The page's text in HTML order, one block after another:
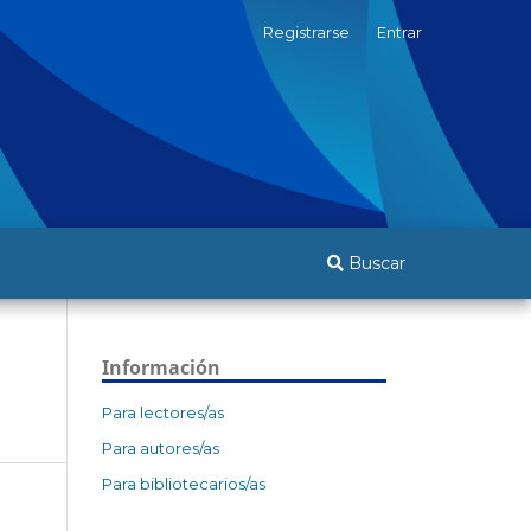
Buscar
Registrarse Entrar
Información
Para lectores/as
Para autores/as
Para bibliotecarios/as